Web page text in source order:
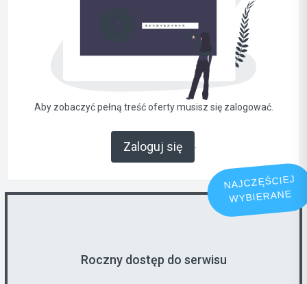
Aby zobaczyć pełną treść oferty musisz się zalogować.
Zaloguj się .
NAJCZĘŚCIEJ
WYBIERANE
Roczny dostęp do serwisu